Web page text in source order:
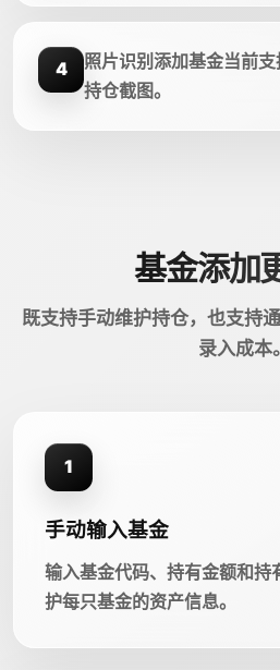
4
照片识别添加基金当前
持仓截图。
基金添加
既支持手动维护持仓，也支持
录入成本。
1
手动输入基金
输入基金代码、持有金额和持
护每只基金的资产信息。